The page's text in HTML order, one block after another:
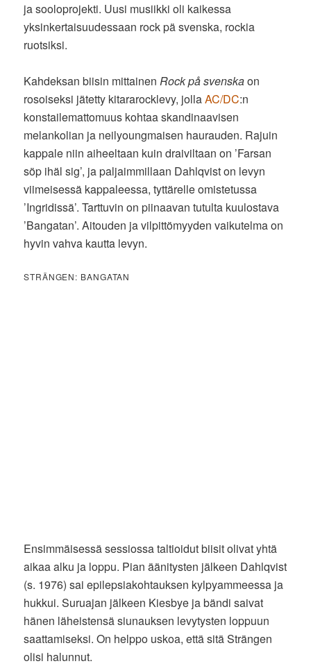
ja sooloprojekti. Uusi musiikki oli kaikessa
yksinkertaisuudessaan rock pä svenska, rockia
ruotsiksi.
Kahdeksan biisin mittainenRock på svenskaon
rosoiseksi jätetty kitararocklevy, jollaAC/DC:n
konstailemattomuus kohtaa skandinaavisen
melankolian ja neilyoungmaisen haurauden. Rajuin
kappale niin aiheeltaan kuin draiviltaan on ’Farsan
söp ihäl sig’, ja paljaimmillaan Dahlqvist on levyn
viimeisessä kappaleessa, tyttärelle omistetussa
’Ingridissä’. Tarttuvin on piinaavan tutulta kuulostava
’Bangatan’. Aitouden ja vilpittömyyden vaikutelma on
hyvin vahva kautta levyn.
STRÄNGEN: BANGATAN
Ensimmäisessä sessiossa taltioidut biisit olivat yhtä
aikaa alku ja loppu. Pian äänitysten jälkeen Dahlqvist
(s. 1976) sai epilepsiakohtauksen kylpyammeessa ja
hukkui. Suruajan jälkeen Kiesbye ja bändi saivat
hänen läheistensä siunauksen levytysten loppuun
saattamiseksi. On helppo uskoa, että sitä Strängen
olisi halunnut.